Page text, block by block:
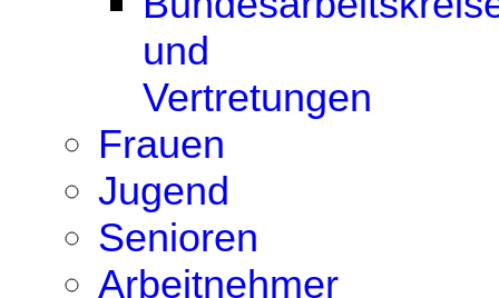
und
Vertretungen
Frauen
Jugend
Senioren
Arbeitnehmer